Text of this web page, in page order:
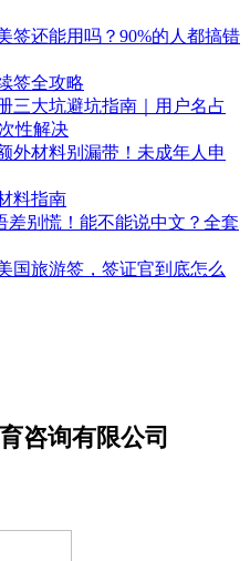
签还能用吗？90%的人都搞错
签全攻略
三大坑避坑指南｜用户名占
性解决
外材料别漏带！未成年人申
料指南
差别慌！能不能说中文？全套
国旅游签，签证官到底怎么
咨询有限公司